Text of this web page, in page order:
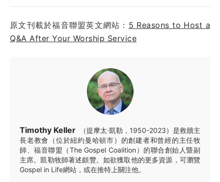
原文刊載於福音聯盟英文網站： 5 Reasons to Host a
Q&A After Your Worship Service
Timothy Keller
（提摩太·凱勒，1950-2023）是救贖主
長老教會（位於紐約曼哈頓市）的創建者和曾經的主任牧
師、福音聯盟（The Gospel Coalition）的聯合創始人暨副
主席。凱勒牧師著述頗豐。如欲獲取他的更多資源，可瀏覽
Gospel in Life網站，或在推特上關注他。